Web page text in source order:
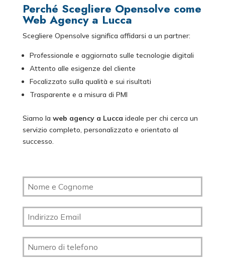
Perché Scegliere Opensolve come
Web Agency a Lucca
Scegliere Opensolve significa affidarsi a un partner:
Professionale e aggiornato sulle tecnologie digitali
Attento alle esigenze del cliente
Focalizzato sulla qualità e sui risultati
Trasparente e a misura di PMI
Siamo la web agency a Lucca ideale per chi cerca un
servizio completo, personalizzato e orientato al
successo.